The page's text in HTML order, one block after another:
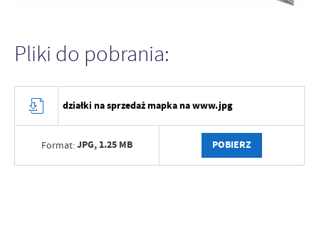
Pliki do pobrania:
działki na sprzedaż mapka na www.jpg
Format:JPG, 1.25 MB POBIERZ